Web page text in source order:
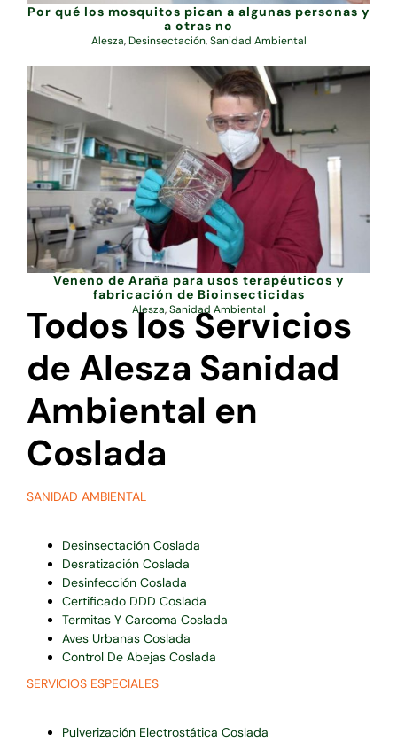
Por qué los mosquitos pican a algunas personas y
a otras no
Alesza,Desinsectación,Sanidad Ambiental
Veneno de Araña para usos terapéuticos y
fabricación de Bioinsecticidas
Alesza,Sanidad Ambiental
Todos los Servicios
de Alesza Sanidad
Ambiental en
Coslada
SANIDAD AMBIENTAL
Desinsectación Coslada
Desratización Coslada
Desinfección Coslada
Certificado DDD Coslada
Termitas Y Carcoma Coslada
Aves Urbanas Coslada
Control De Abejas Coslada
SERVICIOS ESPECIALES
Pulverización Electrostática Coslada